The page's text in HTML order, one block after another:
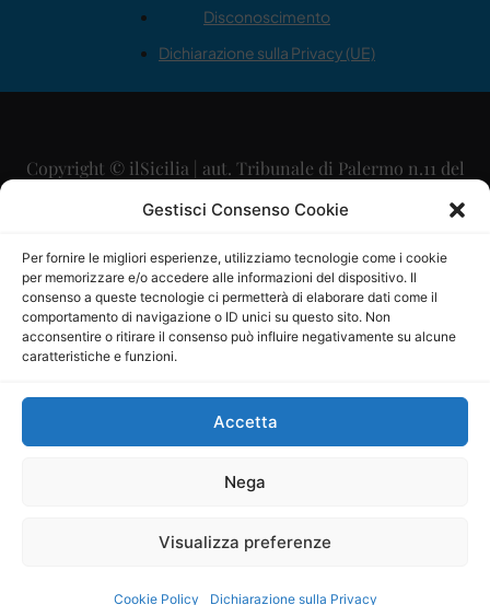
Gestisci Consenso Cookie
Per fornire le migliori esperienze, utilizziamo tecnologie come i cookie
per memorizzare e/o accedere alle informazioni del dispositivo. Il
consenso a queste tecnologie ci permetterà di elaborare dati come il
comportamento di navigazione o ID unici su questo sito. Non
acconsentire o ritirare il consenso può influire negativamente su alcune
caratteristiche e funzioni.
Accetta
Nega
Visualizza preferenze
Cookie Policy Dichiarazione sulla Privacy
Disconoscimento
Dichiarazione sulla Privacy (UE)
Copyright © ilSicilia | aut. Tribunale di Palermo n.11 del
29/09/2015
Direttore Editoriale: Maurizio Scaglione
Direttore Responsabile: Maria Calabrese
P.IVA: 06334930820
Mercurio Comunicazione Società Cooperativa a r.l. è
iscritta al Registro degli Operatori di Comunicazione al
Sito gestito daLa Digitale srl–info@ladigitale.it